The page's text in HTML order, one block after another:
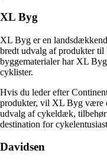
XL Byg
XL Byg er en
bredt udvalg af produkter til
byggematerialer har XL
cyklister.
Hvis du leder efter
produkter, vil XL Byg være
udvalg af cykeldæk,
destination for
Davidsen